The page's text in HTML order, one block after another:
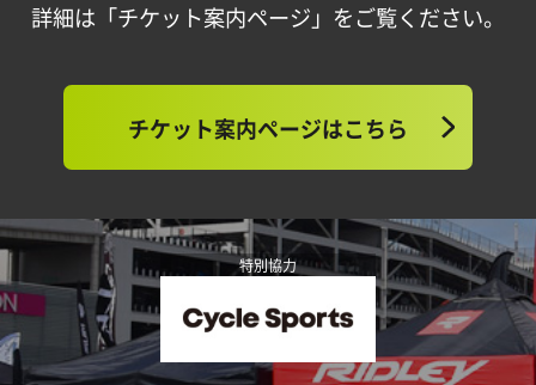
詳細は「チケット案内ページ」をご覧ください。
チケット案内ページはこちら
特別協力